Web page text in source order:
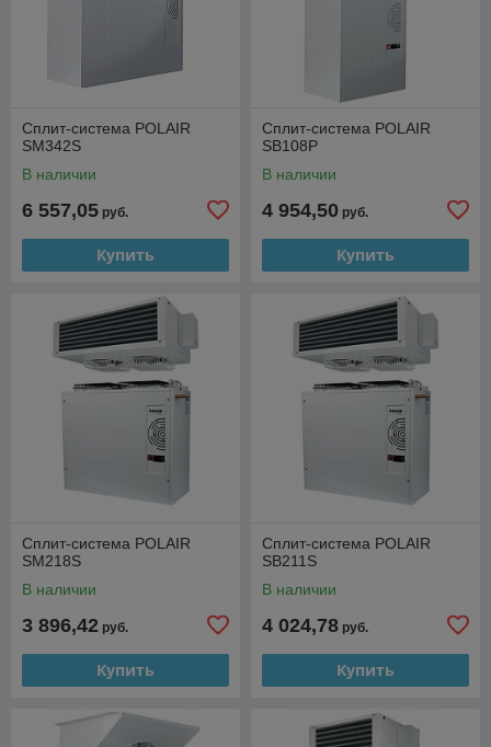
Сплит-система POLAIR
SM342S
В наличии
6 557,05 руб.
Купить
Сплит-система POLAIR
SB108P
В наличии
4 954,50 руб.
Купить
Сплит-система POLAIR
SM218S
В наличии
3 896,42 руб.
Купить
Сплит-система POLAIR
SB211S
В наличии
4 024,78 руб.
Купить